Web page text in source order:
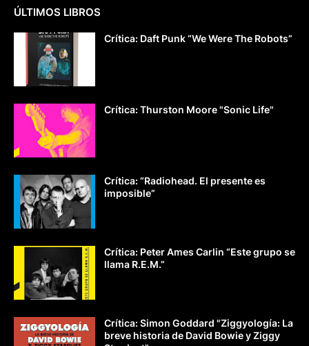
ÚLTIMOS LIBROS
Crítica: Daft Punk “We Were The Robots”
Crítica: Thurston Moore "Sonic Life"
Crítica: “Radiohead. El presente es
imposible”
Crítica: Peter Ames Carlin “Este grupo se
llama R.E.M.”
Crítica: Simon Goddard "Ziggyología: La
breve historia de David Bowie y Ziggy